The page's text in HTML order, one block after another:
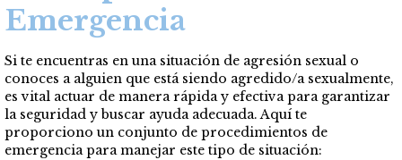
Emergencia
Si te encuentras en una situación de agresión sexual o
conoces a alguien que está siendo agredido/a sexualmente,
es vital actuar de manera rápida y efectiva para garantizar
la seguridad y buscar ayuda adecuada. Aquí te
proporciono un conjunto de procedimientos de
emergencia para manejar este tipo de situación: